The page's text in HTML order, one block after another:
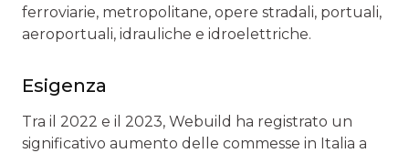
ferroviarie, metropolitane, opere stradali, portuali,
aeroportuali, idrauliche e idroelettriche.
Esigenza
Tra il 2022 e il 2023, Webuild ha registrato un
significativo aumento delle commesse in Italia a